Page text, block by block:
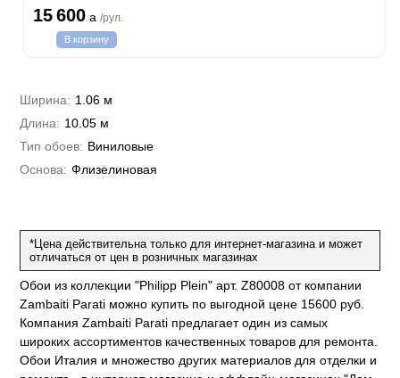
Philipp Plein
Trussardi 6
Lamborghini 2
G.F.Ferre 3
Valentin Yudashkin 5
Roberto Cavalli 8
Андреа Росси
Понза
Вулкано
Иски
Галлинара
Нисида
Черади
Спектрум
Спектрум Макс
Кварта Парете
Коррадо
Джоконда
Бристар
Villa
DECORI&DECORI
Артади
Концепция 106
Каролина
CONSTANCE
Бриджида
Silver
Алессандро Аллори
Бриз
Бодега
Барбара
Cassanie
Limma
Elisa
Mainz
Aндреа Грифони
Рагионе
Дукале
Fipar
Azzurra
Colori Del Sole
Бернардо Барталуччи Синий
15 600 a /рул.
В корзину
Ширина: 1.06 м
Длина: 10.05 м
Тип обоев: Виниловые
Основа: Флизелиновая
*Цена действительна только для интернет-магазина и может
отличаться от цен в розничных магазинах
Обои из коллекции "Philipp Plein" арт. Z80008 от компании
Zambaiti Parati можно купить по выгодной цене 15600 руб.
Компания Zambaiti Parati предлагает один из самых
широких ассортиментов качественных товаров для ремонта.
Обои Италия и множество других материалов для отделки и